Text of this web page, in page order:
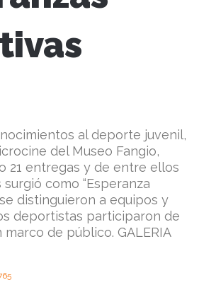
al deporte juvenil,
del Museo Fangio,
21 entregas y de entre ellos
como “Esperanza
se distinguieron a equipos y
deportistas participaron de
marco de público. GALERIA